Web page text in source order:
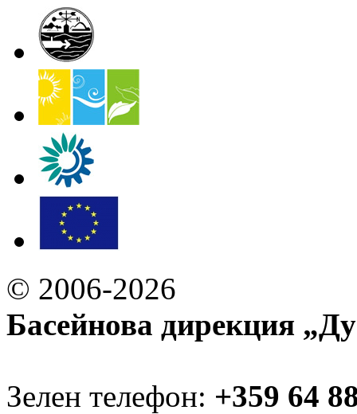
© 2006-2026
Басейнова дирекция
Зелен телефон: +359 64